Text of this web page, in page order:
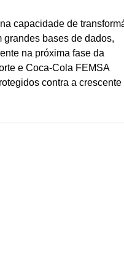
capacidade de
grandes bases de dados,
na próxima fase da
e Coca-Cola FEMSA
contra a crescente